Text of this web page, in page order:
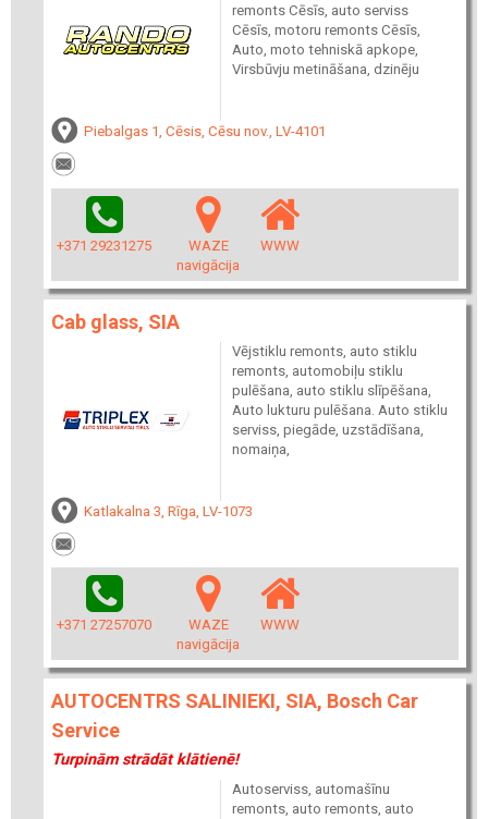
remonts Cēsīs, auto serviss
Cēsīs, motoru remonts Cēsīs,
Auto, moto tehniskā apkope,
Virsbūvju metināšana, dzinēju
Piebalgas 1, Cēsis, Cēsu nov., LV-4101
+371 29231275
WAZE
navigācija
WWW
Cab glass, SIA
Vējstiklu remonts, auto stiklu
remonts, automobiļu stiklu
pulēšana, auto stiklu slīpēšana,
Auto lukturu pulēšana. Auto stiklu
serviss, piegāde, uzstādīšana,
nomaiņa,
Katlakalna 3, Rīga, LV-1073
+371 27257070
WAZE
navigācija
WWW
AUTOCENTRS SALINIEKI, SIA, Bosch Car
Service
Turpinām strādāt klātienē!
Autoserviss, automašīnu
remonts, auto remonts, auto